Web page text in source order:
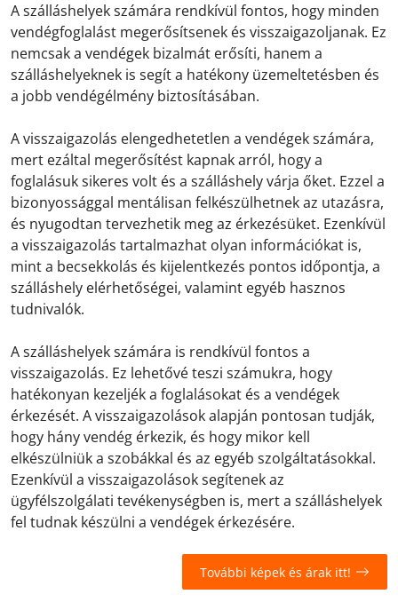
A szálláshelyek számára rendkívül fontos, hogy minden
vendégfoglalást megerősítsenek és visszaigazoljanak. Ez
nemcsak a vendégek bizalmát erősíti, hanem a
szálláshelyeknek is segít a hatékony üzemeltetésben és
a jobb vendégélmény biztosításában.
A visszaigazolás elengedhetetlen a vendégek számára,
mert ezáltal megerősítést kapnak arról, hogy a
foglalásuk sikeres volt és a szálláshely várja őket. Ezzel a
bizonyossággal mentálisan felkészülhetnek az utazásra,
és nyugodtan tervezhetik meg az érkezésüket. Ezenkívül
a visszaigazolás tartalmazhat olyan információkat is,
mint a becsekkolás és kijelentkezés pontos időpontja, a
szálláshely elérhetőségei, valamint egyéb hasznos
tudnivalók.
A szálláshelyek számára is rendkívül fontos a
visszaigazolás. Ez lehetővé teszi számukra, hogy
hatékonyan kezeljék a foglalásokat és a vendégek
érkezését. A visszaigazolások alapján pontosan tudják,
hogy hány vendég érkezik, és hogy mikor kell
elkészülniük a szobákkal és az egyéb szolgáltatásokkal.
Ezenkívül a visszaigazolások segítenek az
ügyfélszolgálati tevékenységben is, mert a szálláshelyek
fel tudnak készülni a vendégek érkezésére.
További képek és árak itt!